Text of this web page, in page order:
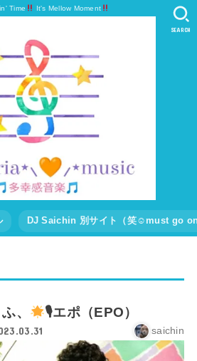
Time It's Mellow Moment
DJ Saichin 別サイト（笑☺must go
SEARCH
、 🎙エポ（EPO）
saichin